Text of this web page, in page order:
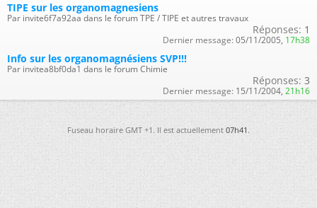
TIPE sur les organomagnesiens
Par invite6f7a92aa dans le forum TPE / TIPE et autres travaux
Réponses: 1
Dernier message: 05/11/2005, 17h38
Info sur les organomagnésiens SVP!!!
Par invitea8bf0da1 dans le forum Chimie
Réponses: 3
Dernier message: 15/11/2004, 21h16
Fuseau horaire GMT +1. Il est actuellement07h41.